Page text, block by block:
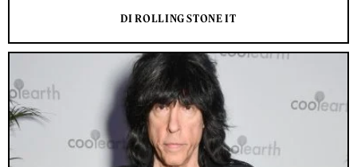
DI ROLLING STONE IT